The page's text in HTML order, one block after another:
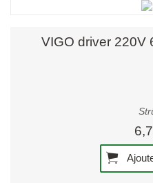
VIGO driver 220V